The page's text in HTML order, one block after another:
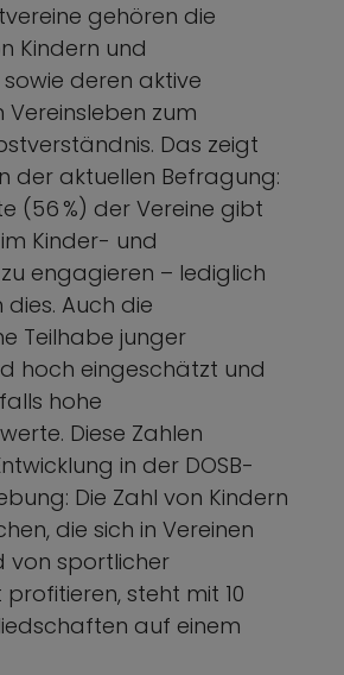
gehören die
Kindern und
deren aktive
Vereinsleben zum
Das zeigt
der aktuellen Befragung:
(56 %) der Vereine gibt
Kinder- und
engagieren – lediglich
dies. Auch die
Teilhabe junger
hoch eingeschätzt und
hohe
Diese Zahlen
in der DOSB-
Die Zahl von Kindern
die sich in Vereinen
von sportlicher
steht mit 10
auf einem